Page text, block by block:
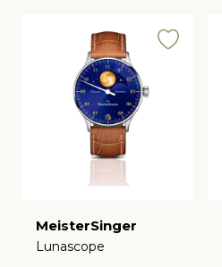
MeisterSinger
Lunascope